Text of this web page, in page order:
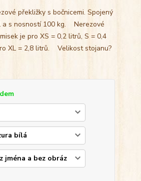
překližky s bočnicemi. Spojený
a s nosností 100 kg. Nerezové
je pro XS = 0,2 litrů, S = 0,4
XL = 2,8 litrů. Velikost stojanu?